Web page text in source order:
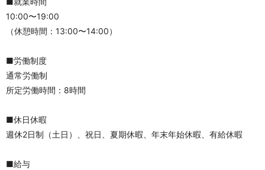
10:00〜19:00
（休憩時間：13:00〜14:00）
■労働制度
通常労働制
所定労働時間：8時間
■休日休暇
週休2日制（土日）、祝日、夏期休暇、年末年始休暇、有給休暇
■給与